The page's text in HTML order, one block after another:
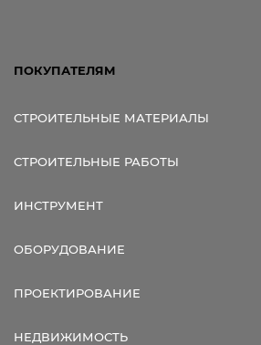
ПОКУПАТЕЛЯМ
СТРОИТЕЛЬНЫЕ МАТЕРИАЛЫ
СТРОИТЕЛЬНЫЕ РАБОТЫ
ИНСТРУМЕНТ
ОБОРУДОВАНИЕ
ПРОЕКТИРОВАНИЕ
НЕДВИЖИМОСТЬ